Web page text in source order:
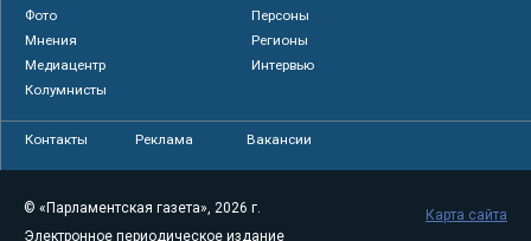
Фото
Персоны
Мнения
Регионы
Медиацентр
Интервью
Колумнисты
Контакты Реклама Вакансии
© «Парламентская газета», 2026 г.
Электронное периодическое издание
Карта сайта